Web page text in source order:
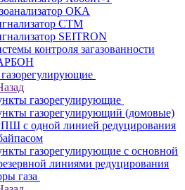
ОКА
СТМ
SEITRON
контроля загазованности
газорегулирующие
газорегулирующий (домовые)
с одной линией редуцирования
газорегулирующие с основной
линиями редуцирования
газа